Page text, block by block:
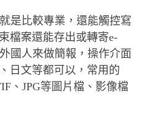
是比較專業，還能觸控寫
檔案還能存出或轉寄e-
國人來做簡報，操作介面
日文等都可以，常用的
、JPG等圖片檔、影像檔